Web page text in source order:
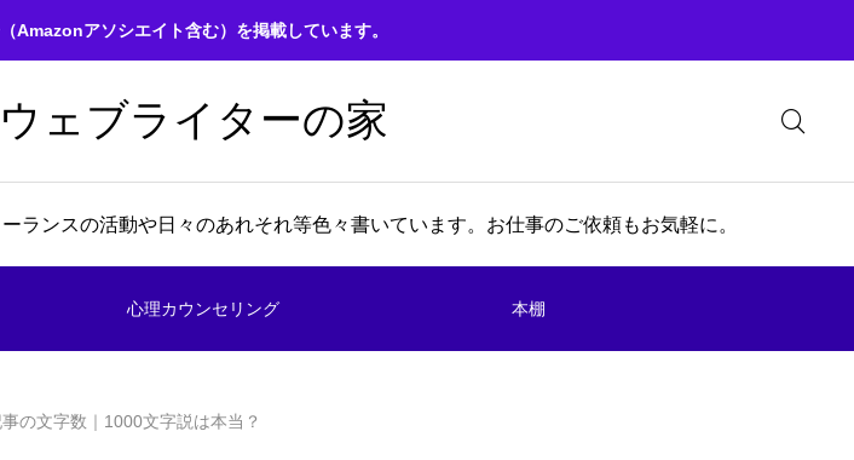
Amazonアソシエイト含む）を掲載しています。
ェブライターの家
ンスの活動や日々のあれそれ等色々書いています。お仕事のご依頼もお気軽に。
心理カウンセリング 本棚
の文字数｜1000文字説は本当？